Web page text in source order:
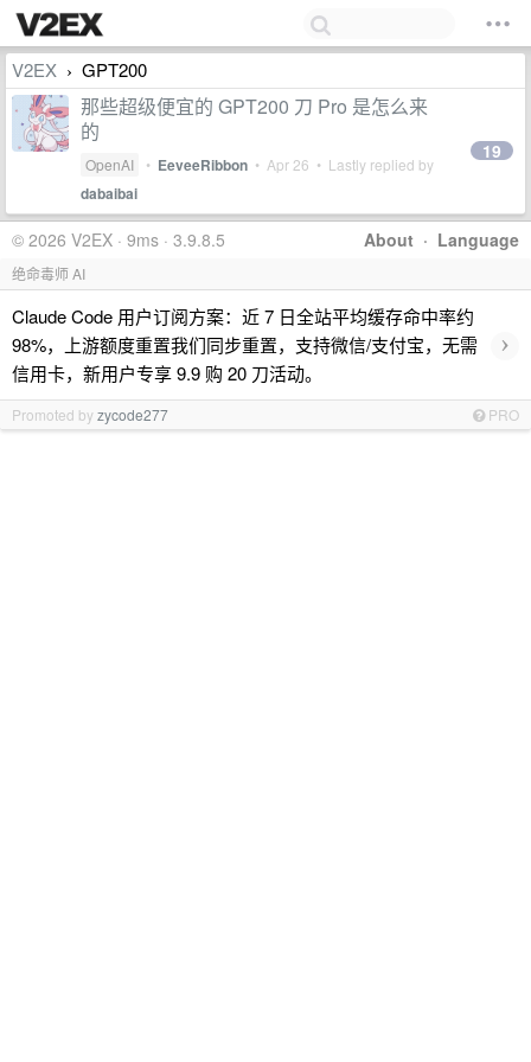
V2EX › GPT200
那些超级便宜的 GPT200 刀 Pro 是怎么来
的
OpenAI • EeveeRibbon • Apr 26 • Lastly replied by
dabaibai
19
About · Language
© 2026 V2EX · 9ms · 3.9.8.5
绝命毒师 AI
Claude Code 用户订阅方案：近 7 日全站平均缓存命中率约
98%，上游额度重置我们同步重置，支持微信/支付宝，无需
信用卡，新用户专享 9.9 购 20 刀活动。
›
Promoted byzycode277 PRO